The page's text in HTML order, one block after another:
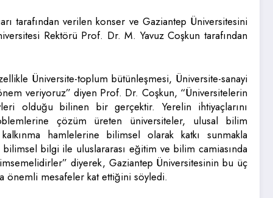
tarafından verilen konser ve Gaziantep Üniversitesini
Rektörü Prof. Dr. M. Yavuz Coşkun tarafından
Üniversite-toplum bütünleşmesi, Üniversite-sanayi
veriyoruz” diyen Prof. Dr. Coşkun, “Üniversitelerin
olduğu bilinen bir gerçektir. Yerelin ihtiyaçlarını
çözüm üreten üniversiteler, ulusal bilim
hamlelerine bilimsel olarak katkı sunmakla
bilgi ile uluslararası eğitim ve bilim camiasında
diyerek, Gaziantep Üniversitesinin bu üç
önemli mesafeler kat ettiğini söyledi.